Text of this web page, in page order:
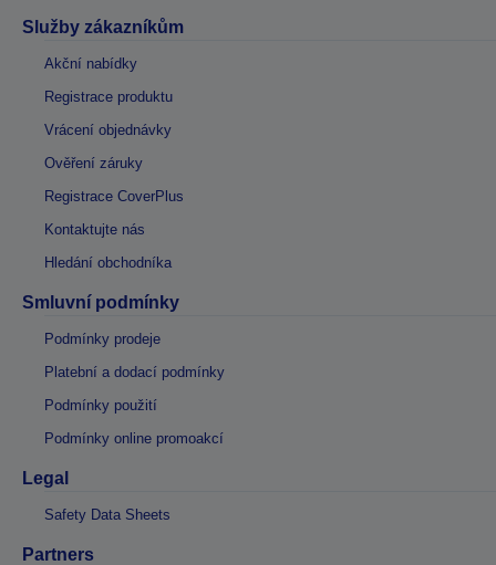
Služby zákazníkům
Akční nabídky
Registrace produktu
Vrácení objednávky
Ověření záruky
Registrace CoverPlus
Kontaktujte nás
Hledání obchodníka
Smluvní podmínky
Podmínky prodeje
Platební a dodací podmínky
Podmínky použití
Podmínky online promoakcí
Legal
Safety Data Sheets
Partners